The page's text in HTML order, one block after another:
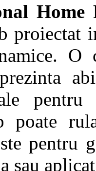
Home
proiectat
O
poate
pentru
sau